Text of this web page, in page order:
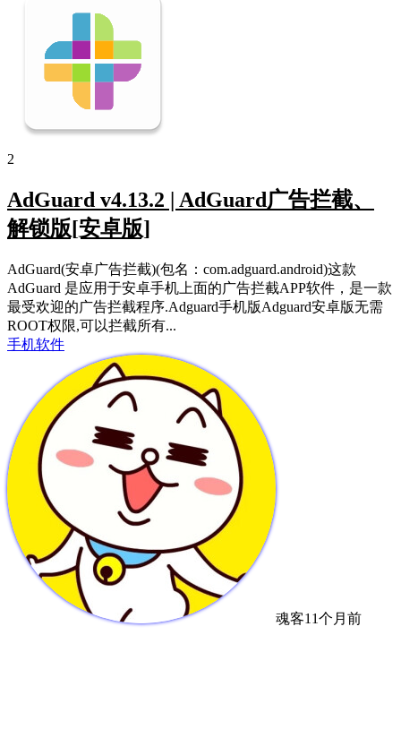
2
AdGuard v4.13.2 | AdGuard广告拦截、
解锁版[安卓版]
AdGuard(安卓广告拦截)(包名：com.adguard.android)这款
AdGuard 是应用于安卓手机上面的广告拦截APP软件，是一款
最受欢迎的广告拦截程序.Adguard手机版Adguard安卓版无需
ROOT权限,可以拦截所有...
手机软件
魂客11个月前